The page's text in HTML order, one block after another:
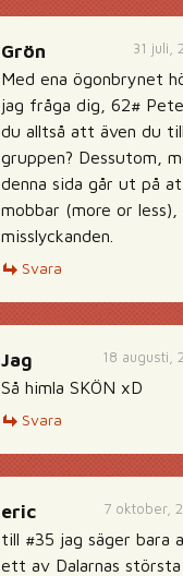
31 juli,
Grön
Med ena ögonbrynet
jag fråga dig, 62#
du alltså att även du
gruppen? Dessutom,
denna sida går ut på
mobbar (more or
misslyckanden.
Svara
18 augusti,
Jag
Så himla SKÖN xD
Svara
7 oktober,
eric
till #35 jag säger bara
ett av Dalarnas största